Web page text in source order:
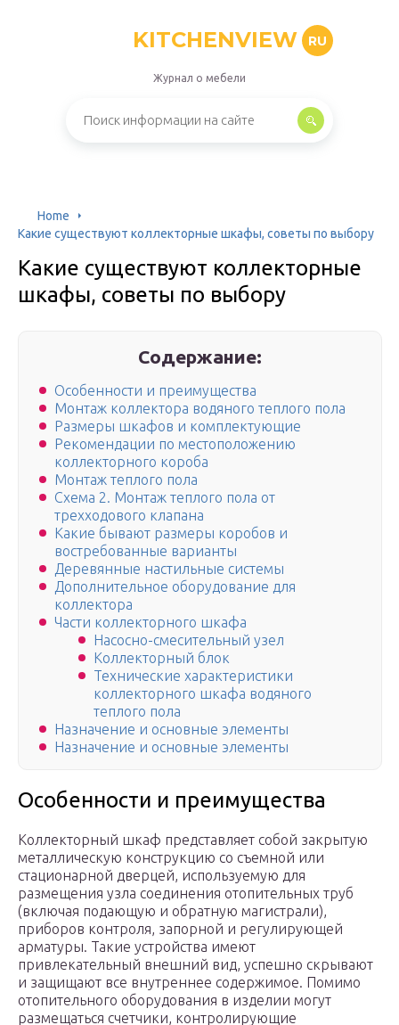
KITCHENVIEW RU
Журнал о мебели
Home
Какие существуют коллекторные шкафы, советы по выбору
Какие существуют коллекторные
шкафы, советы по выбору
Содержание:
Особенности и преимущества
Монтаж коллектора водяного теплого пола
Размеры шкафов и комплектующие
Рекомендации по местоположению
коллекторного короба
Монтаж теплого пола
Схема 2. Монтаж теплого пола от
трехходового клапана
Какие бывают размеры коробов и
востребованные варианты
Деревянные настильные системы
Дополнительное оборудование для
коллектора
Части коллекторного шкафа
Насосно-смесительный узел
Коллекторный блок
Технические характеристики
коллекторного шкафа водяного
теплого пола
Назначение и основные элементы
Назначение и основные элементы
Особенности и преимущества
Коллекторный шкаф представляет собой закрытую
металлическую конструкцию со съемной или
стационарной дверцей, используемую для
размещения узла соединения отопительных труб
(включая подающую и обратную магистрали),
приборов контроля, запорной и регулирующей
арматуры. Такие устройства имеют
привлекательный внешний вид, успешно скрывают
и защищают все внутреннее содержимое. Помимо
отопительного оборудования в изделии могут
размещаться счетчики, контролирующие